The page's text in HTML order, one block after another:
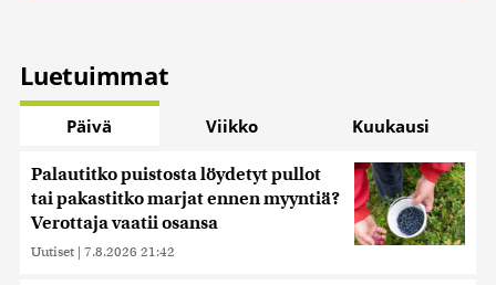
Luetuimmat
Päivä Viikko Kuukausi
Palautitko puistosta löydetyt pullot
tai pakastitko marjat ennen myyntiä?
Verottaja vaatii osansa
Uutiset | 7.8.2026 21:42